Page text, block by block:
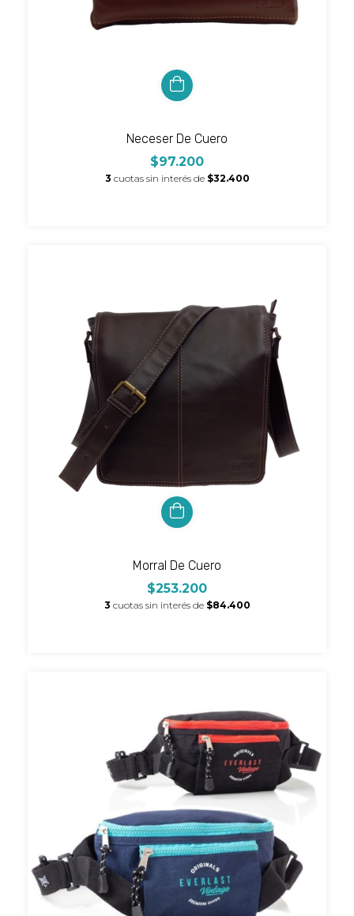
Neceser De Cuero
$97.200
3 cuotas sin interés de $32.400
Morral De Cuero
$253.200
3 cuotas sin interés de $84.400